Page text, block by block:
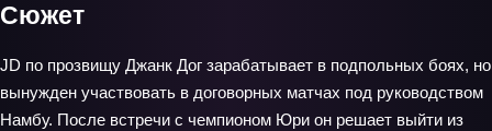
Сюжет
JD по прозвищу Джанк Дог зарабатывает в подпольных боях, но
вынужден участвовать в договорных матчах под руководством
Намбу. После встречи с чемпионом Юри он решает выйти из